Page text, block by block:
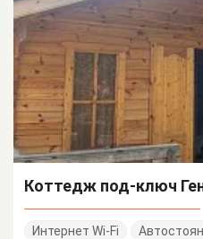
Интернет Wi-Fi